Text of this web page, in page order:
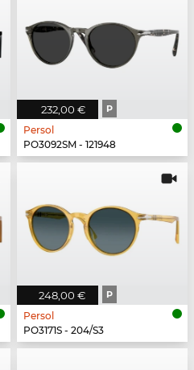
232,00 € P
Persol
PO3092SM - 121948
248,00 € P
Persol
PO3171S - 204/S3